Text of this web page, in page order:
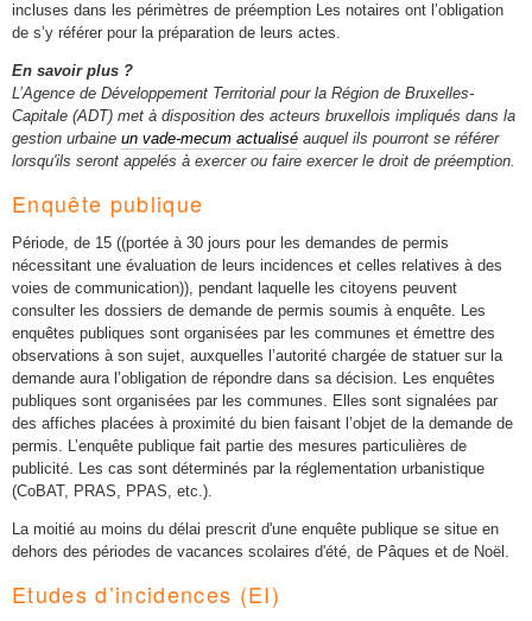
incluses dans les périmètres de préemption Les notaires ont l’obligation
de s’y référer pour la préparation de leurs actes.
En savoir plus ?
L’Agence de Développement Territorial pour la Région de Bruxelles-
Capitale (ADT) met à disposition des acteurs bruxellois impliqués dans la
gestion urbaine un vade-mecum actualisé auquel ils pourront se référer
lorsqu'ils seront appelés à exercer ou faire exercer le droit de préemption.
Enquête publique
Période, de 15 ((portée à 30 jours pour les demandes de permis
nécessitant une évaluation de leurs incidences et celles relatives à des
voies de communication)), pendant laquelle les citoyens peuvent
consulter les dossiers de demande de permis soumis à enquête. Les
enquêtes publiques sont organisées par les communes et émettre des
observations à son sujet, auxquelles l’autorité chargée de statuer sur la
demande aura l’obligation de répondre dans sa décision. Les enquêtes
publiques sont organisées par les communes. Elles sont signalées par
des affiches placées à proximité du bien faisant l’objet de la demande de
permis. L’enquête publique fait partie des mesures particulières de
publicité. Les cas sont déterminés par la réglementation urbanistique
(CoBAT, PRAS, PPAS, etc.).
La moitié au moins du délai prescrit d'une enquête publique se situe en
dehors des périodes de vacances scolaires d'été, de Pâques et de Noël.
Etudes d’incidences (EI)